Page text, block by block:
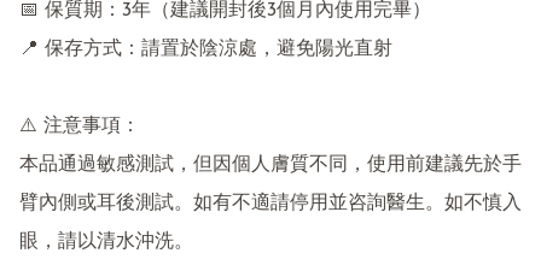
📅 保質期：3年（建議開封後3個月內使用完畢）
📍 保存方式：請置於陰涼處，避免陽光直射
⚠️ 注意事項：
本品通過敏感測試，但因個人膚質不同，使用前建議先於手
臂內側或耳後測試。如有不適請停用並咨詢醫生。如不慎入
眼，請以清水沖洗。